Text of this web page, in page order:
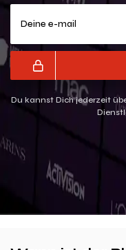
Du kannst Dich jederzeit